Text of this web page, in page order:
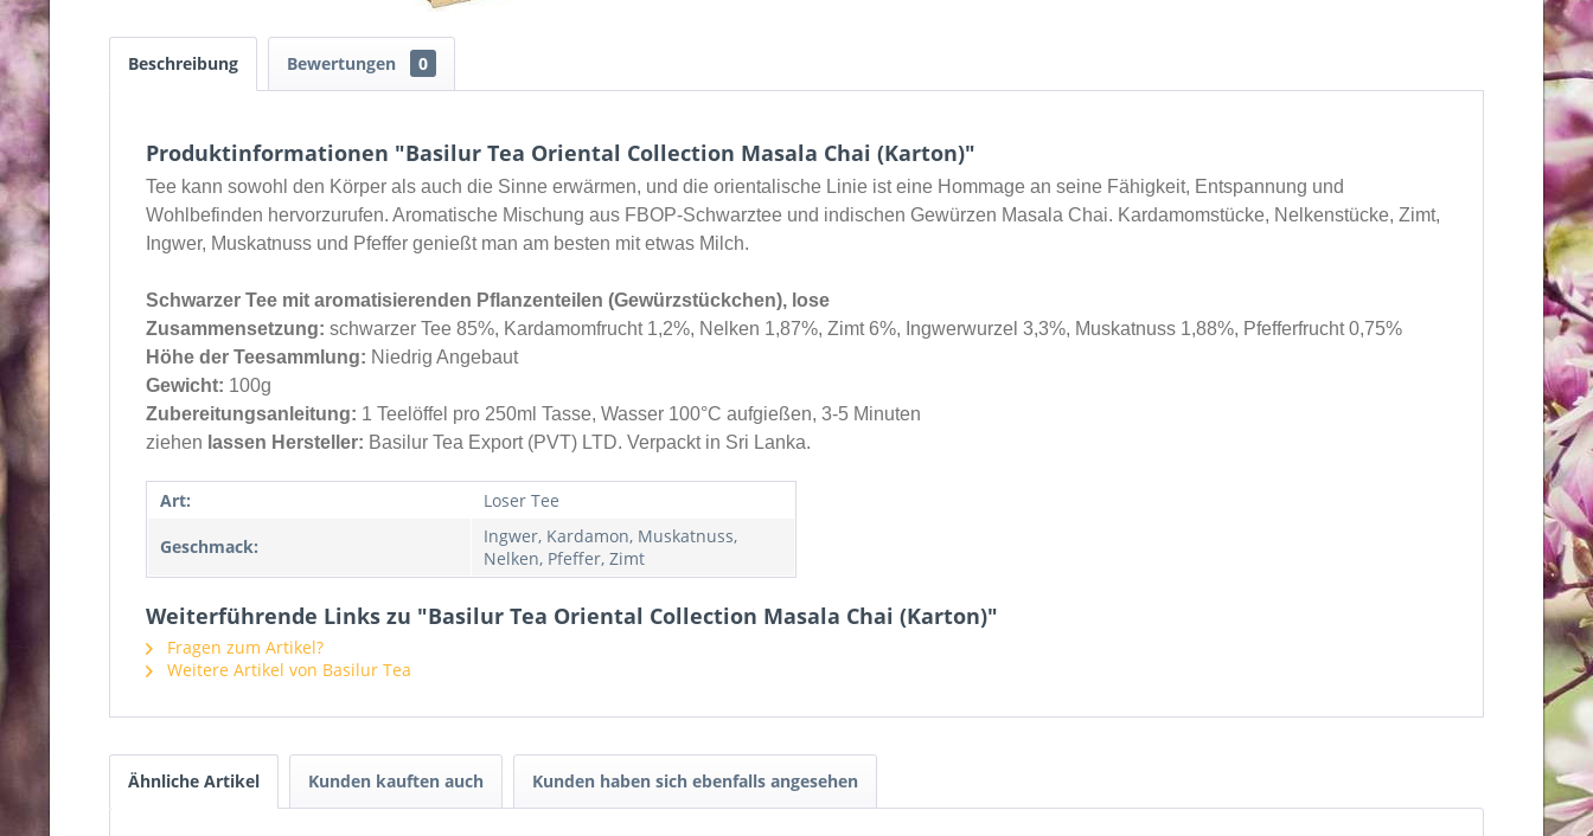
Beschreibung Bewertungen 0
Produktinformationen "Basilur Tea Oriental Collection Masala Chai (Karton)"
Tee kann sowohl den Körper als auch die Sinne erwärmen, und die orientalische Linie ist eine Hommage an seine Fähigkeit, Entspannung und
Wohlbefinden hervorzurufen. Aromatische Mischung aus FBOP-Schwarztee und indischen Gewürzen Masala Chai. Kardamomstücke, Nelkenstücke, Zimt,
Ingwer, Muskatnuss und Pfeffer genießt man am besten mit etwas Milch.
Schwarzer Tee mit aromatisierenden Pflanzenteilen (Gewürzstückchen), lose
Zusammensetzung: schwarzer Tee 85%, Kardamomfrucht 1,2%, Nelken 1,87%, Zimt 6%, Ingwerwurzel 3,3%, Muskatnuss 1,88%, Pfefferfrucht 0,75%
Höhe der Teesammlung: Niedrig Angebaut
Gewicht: 100g
Zubereitungsanleitung: 1 Teelöffel pro 250ml Tasse, Wasser 100°C aufgießen, 3-5 Minuten
ziehen lassen Hersteller: Basilur Tea Export (PVT) LTD. Verpackt in Sri Lanka.
Art: Loser Tee
Geschmack:
Ingwer, Kardamon, Muskatnuss,
Nelken, Pfeffer, Zimt
Weiterführende Links zu "Basilur Tea Oriental Collection Masala Chai (Karton)"
Fragen zum Artikel?
Weitere Artikel von Basilur Tea
Ähnliche Artikel Kunden kauften auch Kunden haben sich ebenfalls angesehen